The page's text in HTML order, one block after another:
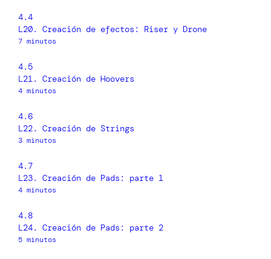
4.4
L20. Creación de efectos: Riser y Drone
7 minutos
4.5
L21. Creación de Hoovers
4 minutos
4.6
L22. Creación de Strings
3 minutos
4.7
L23. Creación de Pads: parte 1
4 minutos
4.8
L24. Creación de Pads: parte 2
5 minutos